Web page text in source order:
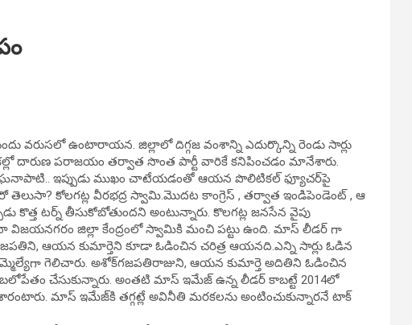
ఉంటారాయన. జిల్లాలో దిగ్గజ వంశాన్ని ఎదుర్కొన్ని రెండు సార్లు
దారుణ పరాజయం తర్వాత సొంత పార్టీ వారికే కనిపించడం మానేశారు.
ఆ ఘనాపాటి.. ఇప్పుడు ముఖం చాటేయడంతో ఆయన పొలిటికల్ ఫ్యూచర్‌పై
కోలగట్ల వీరభద్ర స్వామి.మొదట కాంగ్రెస్ , తర్వాత ఇండిపెండెంట్ , ఆ
కొత్త టర్న్ తీసుకోబోతుందని అంటున్నారు. కొలగట్ల జనసేన వైపు
విజయనగరం జిల్లా కేంద్రంలో స్వామికి మంచి పట్టు ఉంది. మాస్ లీడర్ గా
ఆయన కుమార్తెని కూడా ఓడించిన చరిత్ర ఆయనది.ఎన్ని సార్లు ఓడిన
గెలిచారు. అశోక్‌గజపతిరాజుని, ఆయన కుమార్తె అదితిని ఓడించిన
బలోపేతం చేసుకున్నారు. అంతటి మాస్ ఇమేజ్ ఉన్న లీడర్ కాబట్టే 2014లో
మాస్ ఇమేజ్‌కి తగ్గట్లే అవినీతి మరకలను అంటించుకున్నారనే టాక్